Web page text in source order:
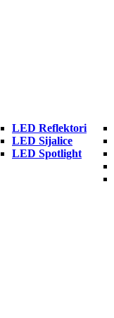
LED Reflektori
LED Sijalice
LED Spotlight